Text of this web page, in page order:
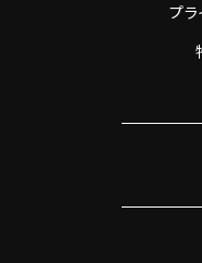
プ